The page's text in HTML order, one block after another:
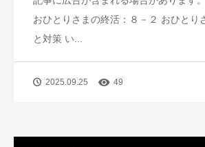
おひとりさまの終活：８－２ おひとり
と対策 い...
2025.09.25 49